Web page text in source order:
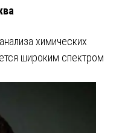
химических
широким спектром